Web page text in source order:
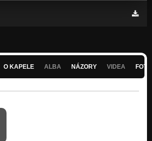
O KAPELE ALBA NÁZORY VIDEA